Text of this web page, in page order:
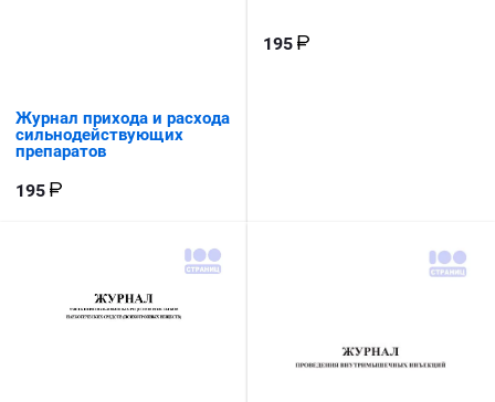
Журнал прихода и расхода
сильнодействующих
препаратов
195
195